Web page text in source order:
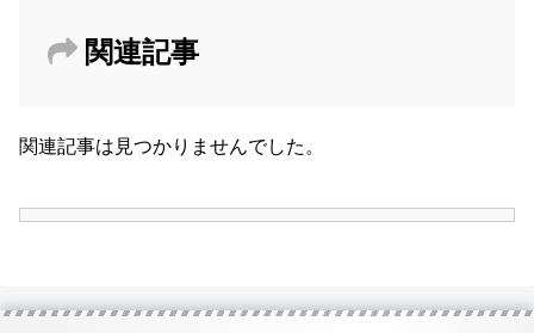
関連記事
関連記事は見つかりませんでした。